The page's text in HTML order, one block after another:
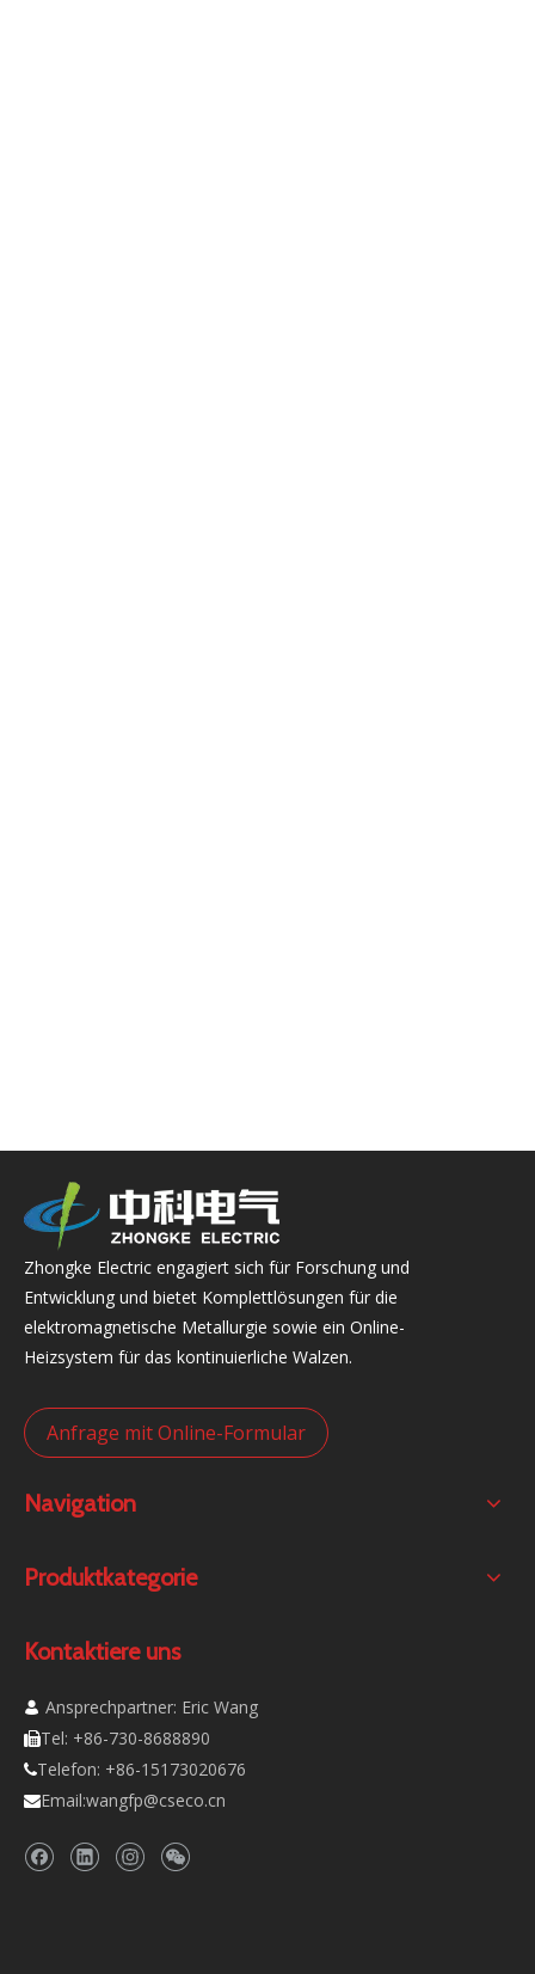
Zhongke Electric engagiert sich für Forschung und
Entwicklung und bietet Komplettlösungen für die
elektromagnetische Metallurgie sowie ein Online-
Heizsystem für das kontinuierliche Walzen.
Anfrage mit Online-Formular
Navigation
Produktkategorie
Kontaktiere uns
 Ansprechpartner: Eric Wang
Tel: +86-730-8688890
Telefon: +86-15173020676
Email:wangfp@cseco.cn